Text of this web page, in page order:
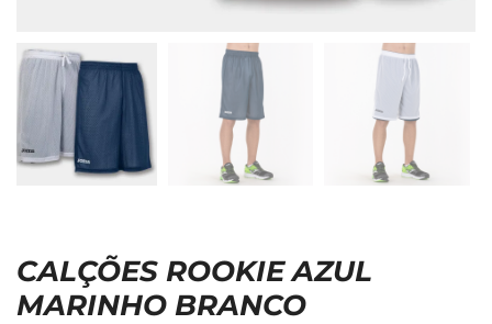
CALÇÕES ROOKIE AZUL
MARINHO BRANCO